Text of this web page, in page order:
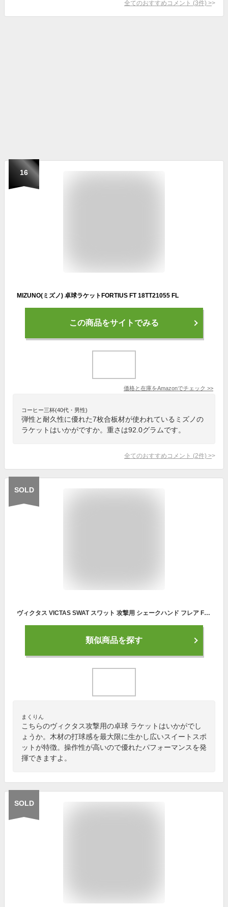
全てのおすすめコメント (3件) >
16
MIZUNO(ミズノ) 卓球ラケットFORTIUS FT 18TT21055 FL
この商品をサイトでみる
価格と在庫をAmazonでチェック >>
コーヒー三杯(40代・男性)
弾性と耐久性に優れた7枚合板材が使われているミズノの
ラケットはいかがですか。重さは92.0グラムです。
全てのおすすめコメント (2件) >
SOLD
ヴィクタス VICTAS SWAT スワット 攻撃用 シェークハンド フレア FL 卓球 ラケット 310004 JTTA 公認 7枚合板
類似商品を探す
まくりん
こちらのヴィクタス攻撃用の卓球 ラケットはいかがでし
ょうか。木材の打球感を最大限に生かし広いスイートスポ
ットが特徴。操作性が高いので優れたパフォーマンスを発
揮できますよ。
SOLD